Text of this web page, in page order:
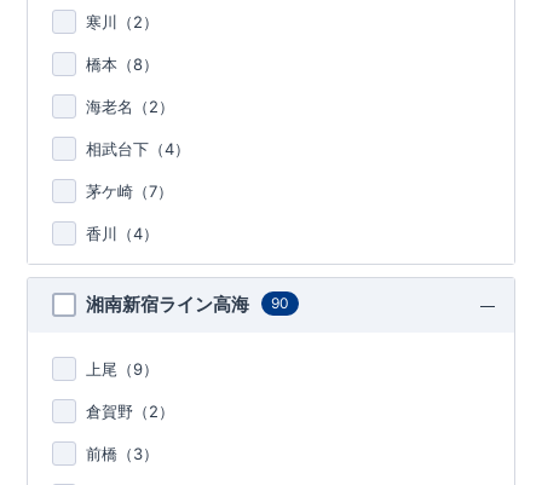
寒川（2）
橋本（8）
海老名（2）
相武台下（4）
茅ケ崎（7）
香川（4）
湘南新宿ライン高海 90
上尾（9）
倉賀野（2）
前橋（3）